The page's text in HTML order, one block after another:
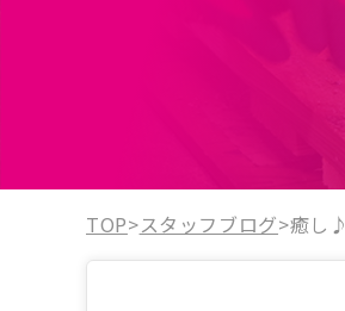
TOP>スタッフブログ>癒し♪